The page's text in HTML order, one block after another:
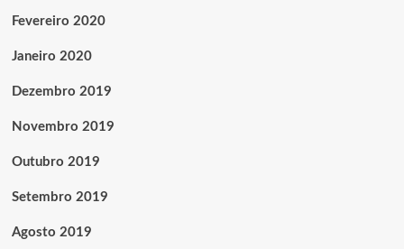
Fevereiro 2020
Janeiro 2020
Dezembro 2019
Novembro 2019
Outubro 2019
Setembro 2019
Agosto 2019